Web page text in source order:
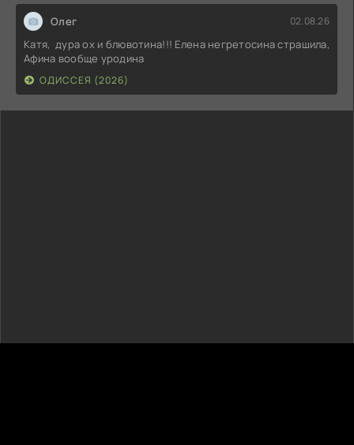
Олег 02.08.26
Катя, дура ох и блювотина!!! Елена негретосина страшила,
Афина вообще уродина
ОДИССЕЯ (2026)